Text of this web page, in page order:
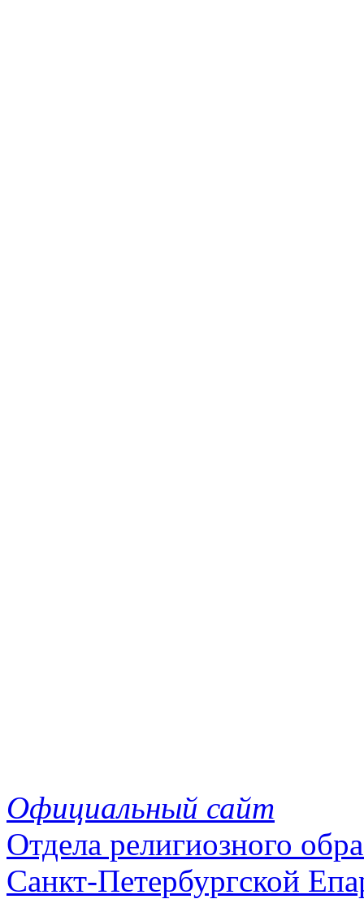
Официальный сайт
Отдела религиозного
Санкт-Петербургской